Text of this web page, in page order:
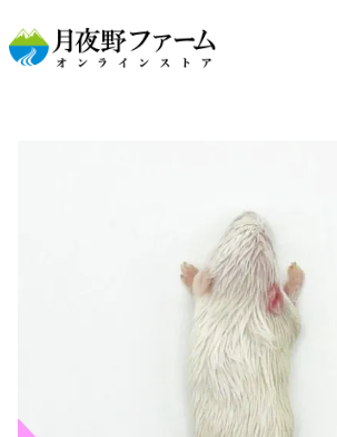
【冷凍餌】ホッパーマウス M 5匹入